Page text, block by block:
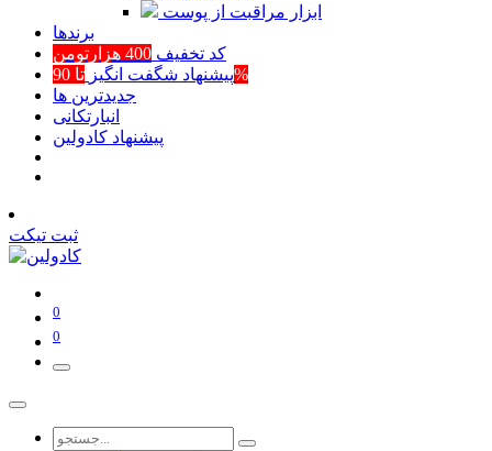
ابزار مراقبت از پوست
برند‌ها
کد تخفیف 400 هزارتومن
پیشنهاد شگفت انگیزتا 90%
جدیدترین ها
انبارتکانی
پیشنهاد کادولین
ثبت تیکت
0
0